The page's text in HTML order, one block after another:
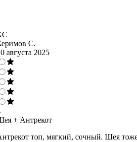
С.
августа 2025
+ Антрекот
топ, мягкий, сочный. Шея